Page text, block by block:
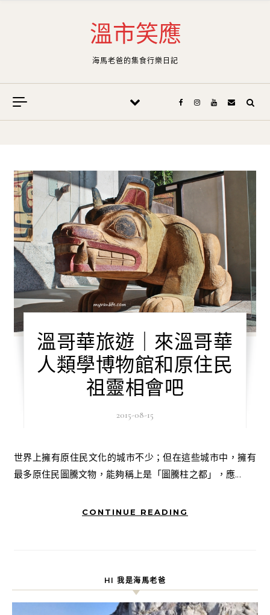
溫市笑應
海馬老爸的集食行樂日記
溫哥華旅遊｜來溫哥華
人類學博物館和原住民
祖靈相會吧
2015-08-15
世界上擁有原住民文化的城市不少；但在這些城市中，擁有
最多原住民圖騰文物，能夠稱上是「圖騰柱之都」，應...
CONTINUE READING
HI 我是海馬老爸